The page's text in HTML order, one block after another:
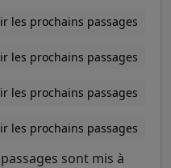
les prochains passages
les prochains passages
les prochains passages
les prochains passages
sont mis à